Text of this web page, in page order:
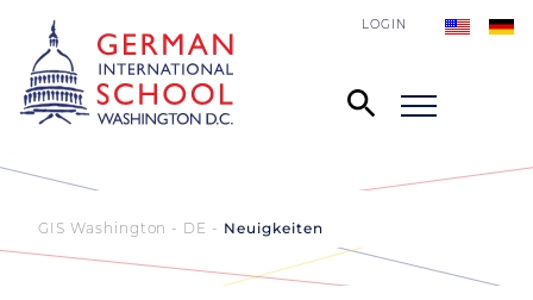
LOGIN
GIS Washington - DE Neuigkeiten